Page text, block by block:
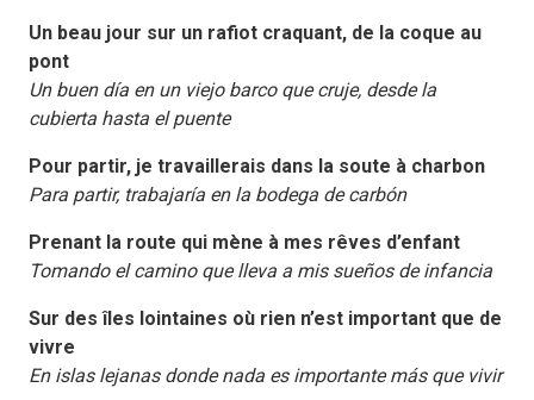
Un beau jour sur un rafiot craquant, de la coque au
pont
Un buen día en un viejo barco que cruje, desde la
cubierta hasta el puente
Pour partir, je travaillerais dans la soute à charbon
Para partir, trabajaría en la bodega de carbón
Prenant la route qui mène à mes rêves d’enfant
Tomando el camino que lleva a mis sueños de infancia
Sur des îles lointaines où rien n’est important que de
vivre
En islas lejanas donde nada es importante más que vivir